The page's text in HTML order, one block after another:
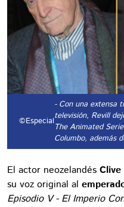
©Especial
- Con una extensa
televisión, Revill
The Animated
Columbo, además
El actor neozelandés Clive
su voz original al
Episodio V - El Imperio